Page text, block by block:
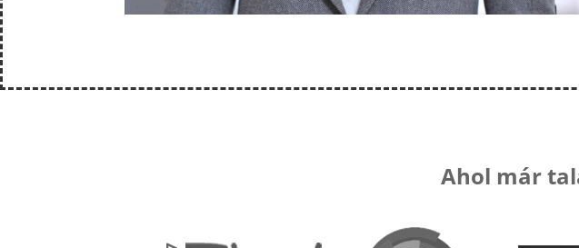
Ahol már